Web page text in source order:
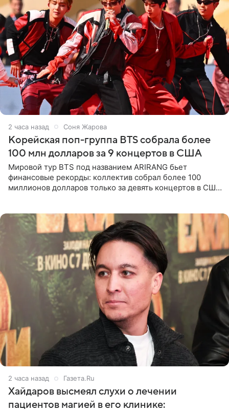
2 часа назад Соня Жарова
Корейская поп-группа BTS собрала более
100 млн долларов за 9 концертов в США
Мировой тур BTS под названием ARIRANG бьет
финансовые рекорды: коллектив собрал более 100
миллионов долларов только за девять концертов в США.
2 часа назад Газета.Ru
Хайдаров высмеял слухи о лечении
пациентов магией в его клинике: